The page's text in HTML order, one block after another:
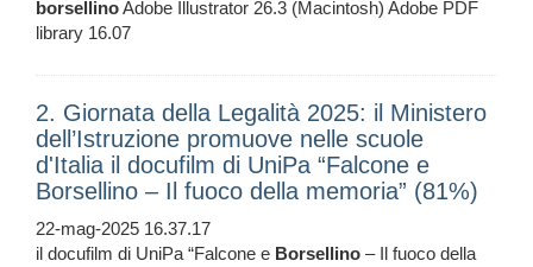
borsellinoAdobe Illustrator 26.3 (Macintosh) Adobe PDF
library 16.07
2. Giornata della Legalità 2025: il Ministero
dell’Istruzione promuove nelle scuole
d'Italia il docufilm di UniPa “Falcone e
Borsellino – Il fuoco della memoria” (81%)
22-mag-2025 16.37.17
il docufilm di UniPa “Falcone e Borsellino – Il fuoco della